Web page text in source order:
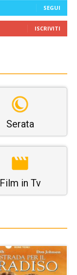
SEGUI
ISCRIVITI
Serata
Film in Tv